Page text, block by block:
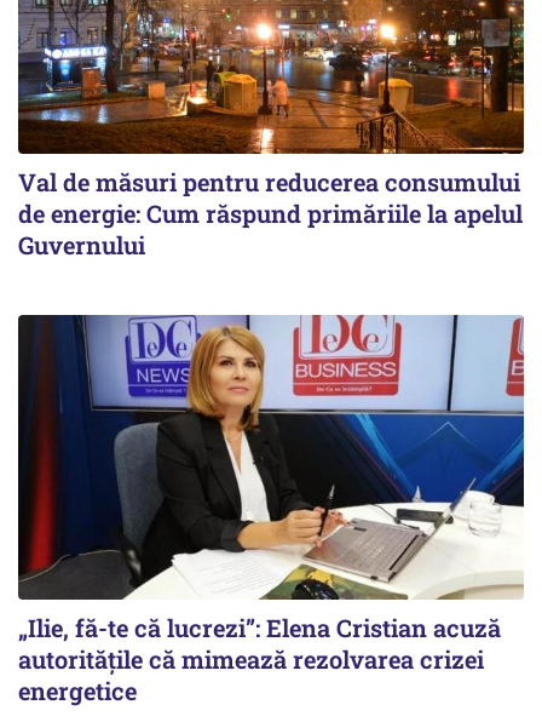
Val de măsuri pentru reducerea consumului
de energie: Cum răspund primăriile la apelul
Guvernului
„Ilie, fă-te că lucrezi”: Elena Cristian acuză
autoritățile că mimează rezolvarea crizei
energetice